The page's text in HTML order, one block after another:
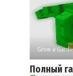
Grow a
Полный